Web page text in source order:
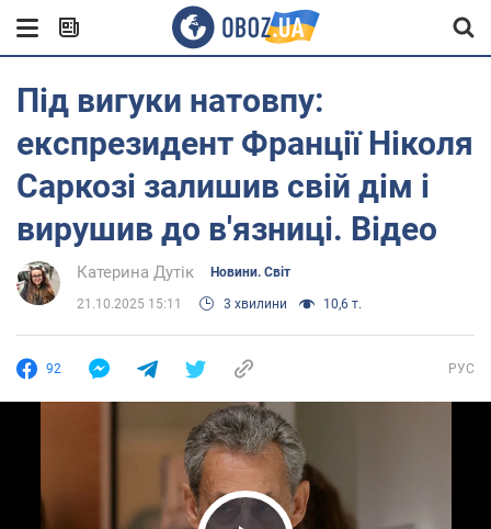
Під вигуки натовпу:
експрезидент Франції Ніколя
Саркозі залишив свій дім і
вирушив до в'язниці. Відео
Катерина Дутік Новини. Світ
21.10.2025 15:11 3 хвилини 10,6 т.
92 РУС